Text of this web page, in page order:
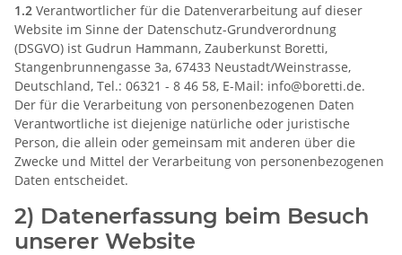
1.2 Verantwortlicher für die Datenverarbeitung auf dieser
Website im Sinne der Datenschutz-Grundverordnung
(DSGVO) ist Gudrun Hammann, Zauberkunst Boretti,
Stangenbrunnengasse 3a, 67433 Neustadt/Weinstrasse,
Deutschland, Tel.: 06321 - 8 46 58, E-Mail: info@boretti.de.
Der für die Verarbeitung von personenbezogenen Daten
Verantwortliche ist diejenige natürliche oder juristische
Person, die allein oder gemeinsam mit anderen über die
Zwecke und Mittel der Verarbeitung von personenbezogenen
Daten entscheidet.
2) Datenerfassung beim Besuch
unserer Website